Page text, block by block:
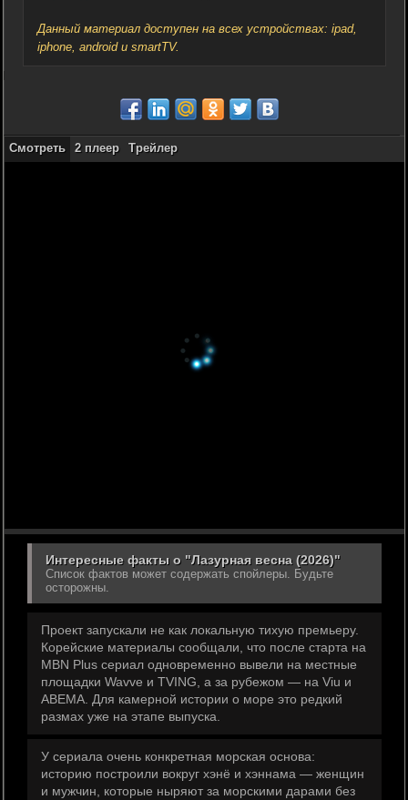
Данный материал доступен на всех устройствах: ipad,
iphone, android и smartTV.
Смотреть 2 плеер Трейлер
Интересные факты о "Лазурная весна (2026)"
Список фактов может содержать спойлеры. Будьте
осторожны.
Проект запускали не как локальную тихую премьеру.
Корейские материалы сообщали, что после старта на
MBN Plus сериал одновременно вывели на местные
площадки Wavve и TVING, а за рубежом — на Viu и
ABEMA. Для камерной истории о море это редкий
размах уже на этапе выпуска.
У сериала очень конкретная морская основа:
историю построили вокруг хэнё и хэннама — женщин
и мужчин, которые ныряют за морскими дарами без